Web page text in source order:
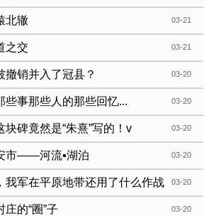
03-21
北辙
03-21
之交
03-20
撤销并入了冠县？
03-20
些事那些人的那些回忆...
03-20
块碑竟然是“朱熹”写的！v
03-20
市——河流▪湖泊
03-20
我军在平原地带还用了什么作战
03-20
的“圈”子